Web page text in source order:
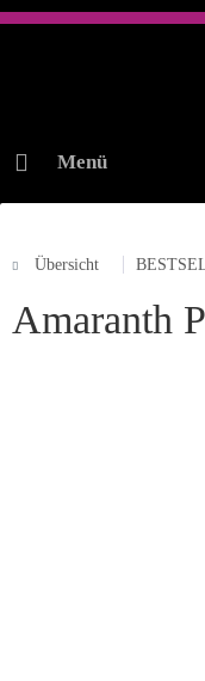
Menü
Übersicht
ONLINE-SHOP
Amaranth